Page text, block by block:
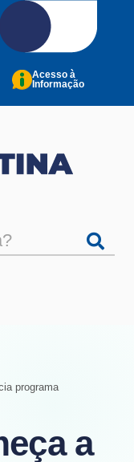
Acesso à
Informação
programa
a